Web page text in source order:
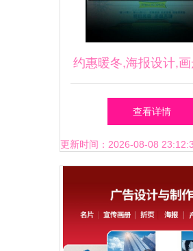
约惠暖冬,海报设计,
单 广告,设计模板,汇
查看详情
更新时间：2026-08-08